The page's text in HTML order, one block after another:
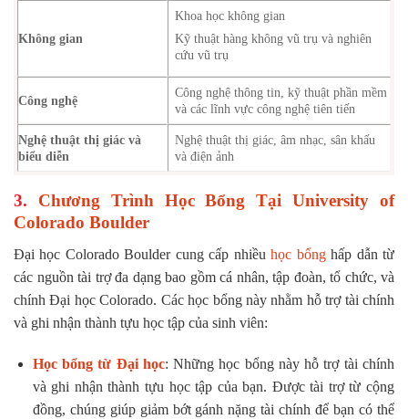
Không gian
Khoa học không gian
Kỹ thuật hàng không vũ trụ và nghiên
cứu vũ trụ
Công nghệ
Công nghệ thông tin, kỹ thuật phần mềm
và các lĩnh vực công nghệ tiên tiến
Nghệ thuật thị giác và
biểu diễn
Nghệ thuật thị giác, âm nhạc, sân khấu
và điện ảnh
3. Chương Trình Học Bổng Tại University of
Colorado Boulder
Đại học Colorado Boulder cung cấp nhiềuhọc bổnghấp dẫn từ
các nguồn tài trợ đa dạng bao gồm cá nhân, tập đoàn, tổ chức, và
chính Đại học Colorado. Các học bổng này nhằm hỗ trợ tài chính
và ghi nhận thành tựu học tập của sinh viên:
Học bổng từ Đại học: Những học bổng này hỗ trợ tài chính
và ghi nhận thành tựu học tập của bạn. Được tài trợ từ cộng
đồng, chúng giúp giảm bớt gánh nặng tài chính để bạn có thể